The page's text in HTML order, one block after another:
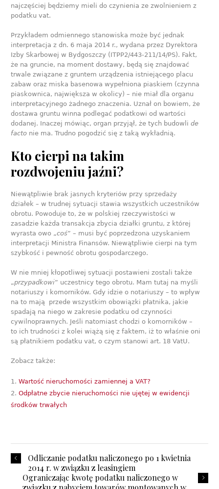
najczęściej będziemy mieli do czynienia ze zwolnieniem z
podatku vat.
Przykładem odmiennego stanowiska może być jednak
interpretacja z dn. 6 maja 2014 r., wydana przez Dyrektora
Izby Skarbowej w Bydgoszczy (ITPP2/443-211/14/PS). Fakt,
że na gruncie, na moment dostawy, będą się znajdować
trwale związane z gruntem urządzenia istniejącego placu
zabaw oraz miska basenowa wypełniona piaskiem (czynna
piaskownica, największa w okolicy) – nie miał dla organu
interpretacyjnego żadnego znaczenia. Uznał on bowiem, że
dostawa gruntu winna podlegać podatkowi od wartości
dodanej. Inaczej mówiąc, organ przyjął, że tych budowlide
facto nie ma. Trudno pogodzić się z taką wykładnią.
Kto cierpi na takim
rozdwojeniu jaźni?
Niewątpliwie brak jasnych kryteriów przy sprzedaży
działek – w trudnej sytuacji stawia wszystkich uczestników
obrotu. Powoduje to, że w polskiej rzeczywistości w
zasadzie każda transakcja zbycia działki gruntu, z której
wyrasta owo „coś” – musi być poprzedzona uzyskaniem
interpretacji Ministra Finansów. Niewątpliwie cierpi na tym
szybkość i pewność obrotu gospodarczego.
W nie mniej kłopotliwej sytuacji postawieni zostali także
„przypadkowi” uczestnicy tego obrotu. Mam tutaj na myśli
notariuszy i komorników. Gdy idzie o notariuszy – to wpływ
na to mają przede wszystkim obowiązki płatnika, jakie
spadają na niego w zakresie podatku od czynności
cywilnoprawnych. Jeśli natomiast chodzi o komorników –
to ich trudności z kolei wiążą się z faktem, iż to właśnie oni
są płatnikiem podatku vat, o czym stanowi art. 18 VatU.
Zobacz także:
Wartość nieruchomości zamiennej a VAT?
Odpłatne zbycie nieruchomości nie ujętej w ewidencji
środków trwałych
Odliczanie podatku naliczonego po 1 kwietnia
2014 r. w związku z leasingiem
Ograniczając kwotę podatku naliczonego w